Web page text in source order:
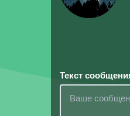
Текст